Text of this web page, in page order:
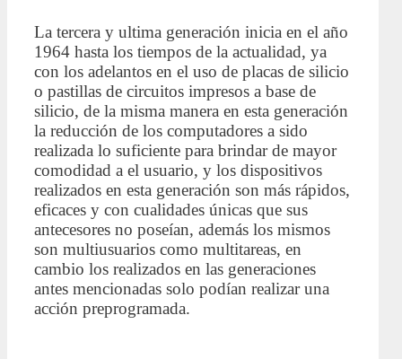
La tercera y ultima generación inicia en el año
1964 hasta los tiempos de la actualidad, ya
con los adelantos en el uso de placas de silicio
o pastillas de circuitos impresos a base de
silicio, de la misma manera en esta generación
la reducción de los computadores a sido
realizada lo suficiente para brindar de mayor
comodidad a el usuario, y los dispositivos
realizados en esta generación son más rápidos,
eficaces y con cualidades únicas que sus
antecesores no poseían, además los mismos
son multiusuarios como multitareas, en
cambio los realizados en las generaciones
antes mencionadas solo podían realizar una
acción preprogramada.